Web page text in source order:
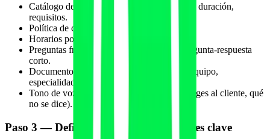
Catálogo de servicios completo con precios, duración,
requisitos.
Política de cancelación y reembolso.
Horarios por servicio y por profesional.
Preguntas frecuentes (FAQ) en formato pregunta-respuesta
corto.
Documento "Quiénes somos": fundación, equipo,
especialidades, certificaciones.
Tono de voz y reglas de marca (cómo te diriges al cliente, qué
no se dice).
Paso 3 — Definir flujos conversacionales clave